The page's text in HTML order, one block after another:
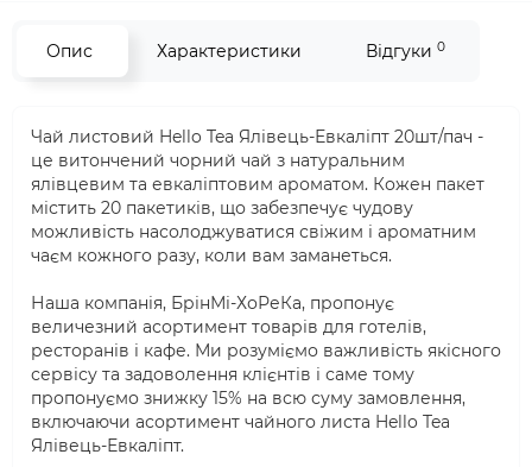
Опис Характеристики Відгуки 0
Чай листовий Hello Tea Ялівець-Евкаліпт 20шт/пач -
це витончений чорний чай з натуральним
ялівцевим та евкаліптовим ароматом. Кожен пакет
містить 20 пакетиків, що забезпечує чудову
можливість насолоджуватися свіжим і ароматним
чаєм кожного разу, коли вам заманеться.
Наша компанія, БрінМі-ХоРеКа, пропонує
величезний асортимент товарів для готелів,
ресторанів і кафе. Ми розуміємо важливість якісного
сервісу та задоволення клієнтів і саме тому
пропонуємо знижку 15% на всю суму замовлення,
включаючи асортимент чайного листа Hello Tea
Ялівець-Евкаліпт.